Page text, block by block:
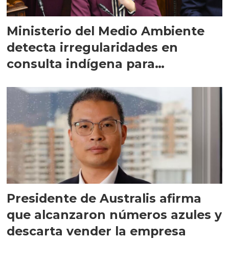
Ministerio del Medio Ambiente
detecta irregularidades en
consulta indígena para
Presidente de Australis afirma
que alcanzaron números azules y
descarta vender la empresa